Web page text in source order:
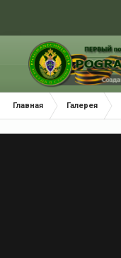
Главная Галерея